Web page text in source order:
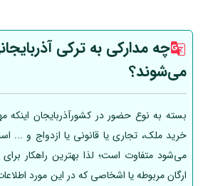
چه مدارکی به ترکی
می‌شوند؟
بسته به نوع حضور در کشورآذربایجان اینکه
خرید ملک، تجاری یا قانونی یا ازدواج و ...
می‌شود متفاوت است؛ لذا بهترین راهکار برای
ارگان مربوطه یا اشخاصی که در این مورد